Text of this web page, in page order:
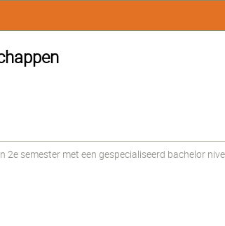
semester met een gespecialiseerd bachelor